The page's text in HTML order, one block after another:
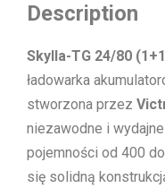
Description
Skylla-TG 24/80
ładowarka
stworzona przez
niezawodne i
pojemności od 400
się solidną